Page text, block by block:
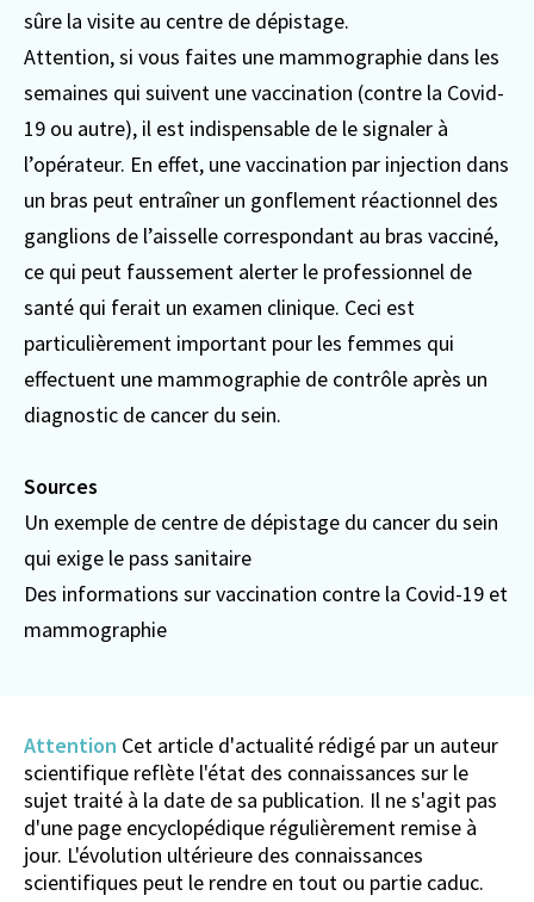
sûre la visite au centre de dépistage.
Attention, si vous faites une mammographie dans les
semaines qui suivent une vaccination (contre la Covid-
19 ou autre), il est indispensable de le signaler à
l’opérateur. En effet, une vaccination par injection dans
un bras peut entraîner un gonflement réactionnel des
ganglions de l’aisselle correspondant au bras vacciné,
ce qui peut faussement alerter le professionnel de
santé qui ferait un examen clinique. Ceci est
particulièrement important pour les femmes qui
effectuent une mammographie de contrôle après un
diagnostic de cancer du sein.
Sources
Un exemple de centre de dépistage du cancer du sein
qui exige le pass sanitaire
Des informations sur vaccination contre la Covid-19 et
mammographie
Attention Cet article d'actualité rédigé par un auteur
scientifique reflète l'état des connaissances sur le
sujet traité à la date de sa publication. Il ne s'agit pas
d'une page encyclopédique régulièrement remise à
jour. L'évolution ultérieure des connaissances
scientifiques peut le rendre en tout ou partie caduc.